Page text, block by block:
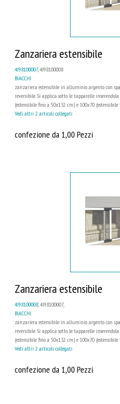
Zanzariera estensibile
4I98100007, 4I98100008
BIACCHI
zanzariera estensibile in alluminio argento con
reversibile. Si applica sotto le tapparelle
(estensibile fino a 50x132 cm) e 100x70
Vedi altri 2 articoli collegati
confezione da 1,00 Pezzi
Zanzariera estensibile
4I98100008, 4I98100007,
BIACCHI
zanzariera estensibile in alluminio argento con
reversibile. Si applica sotto le tapparelle
(estensibile fino a 50x132 cm) e 100x70
Vedi altri 2 articoli collegati
confezione da 1,00 Pezzi